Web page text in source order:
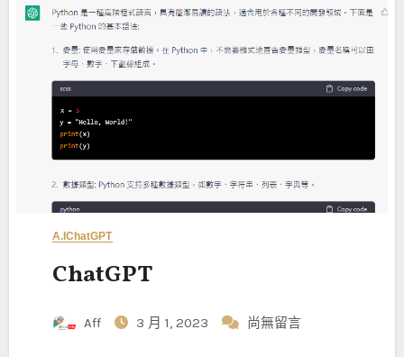
A.I ChatGPT
ChatGPT
Aff 3 月 1, 2023 尚無留言